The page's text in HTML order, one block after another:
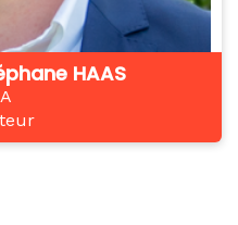
HAAS